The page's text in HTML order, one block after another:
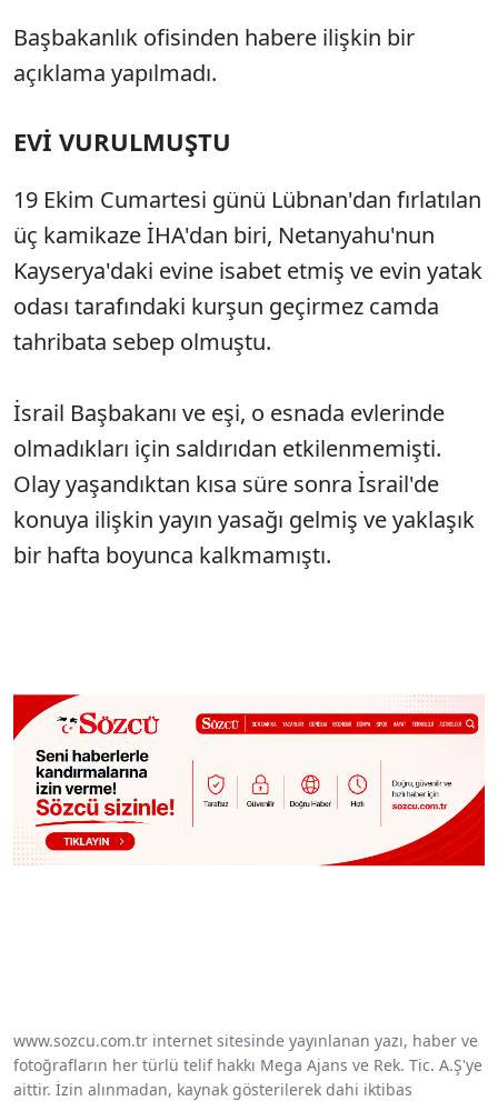
Başbakanlık ofisinden habere ilişkin bir
açıklama yapılmadı.
EVİ VURULMUŞTU
19 Ekim Cumartesi günü Lübnan'dan fırlatılan
üç kamikaze İHA'dan biri, Netanyahu'nun
Kayserya'daki evine isabet etmiş ve evin yatak
odası tarafındaki kurşun geçirmez camda
tahribata sebep olmuştu.
İsrail Başbakanı ve eşi, o esnada evlerinde
olmadıkları için saldırıdan etkilenmemişti.
Olay yaşandıktan kısa süre sonra İsrail'de
konuya ilişkin yayın yasağı gelmiş ve yaklaşık
bir hafta boyunca kalkmamıştı.
www.sozcu.com.tr internet sitesinde yayınlanan yazı, haber ve
fotoğrafların her türlü telif hakkı Mega Ajans ve Rek. Tic. A.Ş'ye
aittir. İzin alınmadan, kaynak gösterilerek dahi iktibas